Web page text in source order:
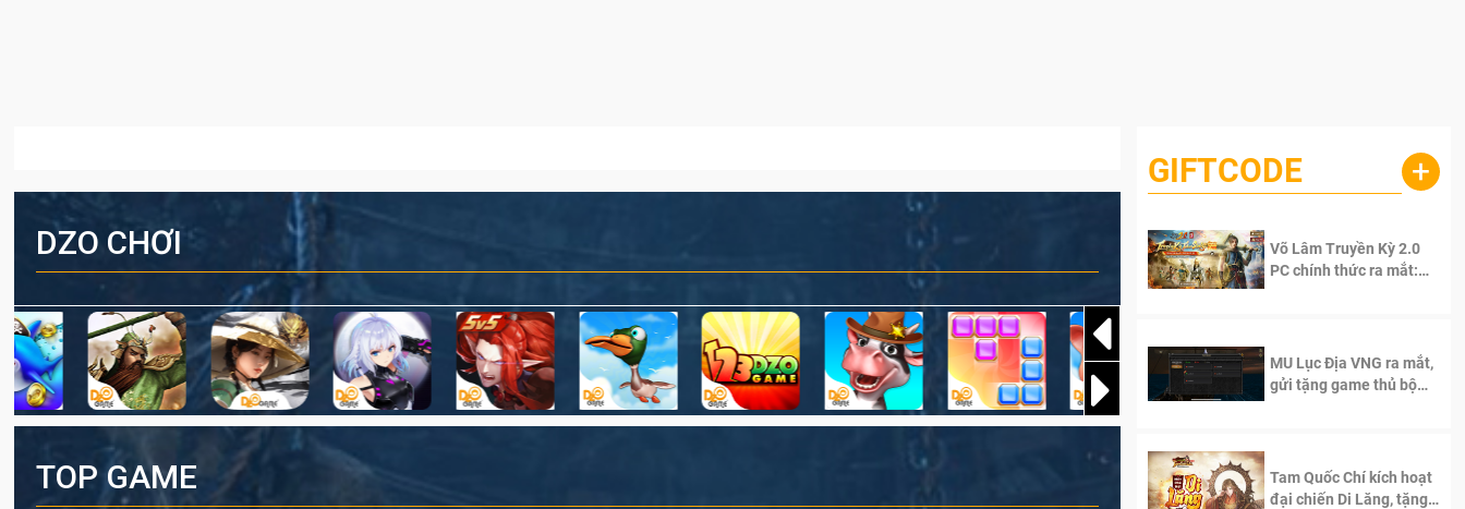
DZO CHƠI
TOP GAME
GIFTCODE +
Võ Lâm Truyền Kỳ 2.0
PC chính thức ra mắt:
MU Lục Địa VNG ra mắt,
gửi tặng game thủ bộ
Tam Quốc Chí kích hoạt
đại chiến Di Lăng, tặng